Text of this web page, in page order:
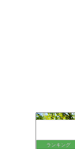
ランキング